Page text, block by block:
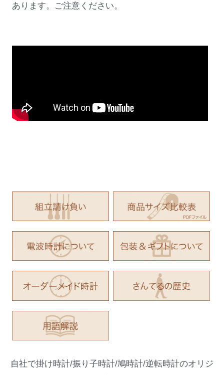
あります。ご注意ください。
自社で掛け時計/振り子時計/鳩時計/逆転時計のオリジ